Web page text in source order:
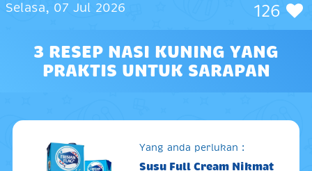
Selasa, 07 Jul 2026 126
3 RESEP NASI KUNING YANG
PRAKTIS UNTUK SARAPAN
Yang anda perlukan :
Susu Full Cream Nikmat